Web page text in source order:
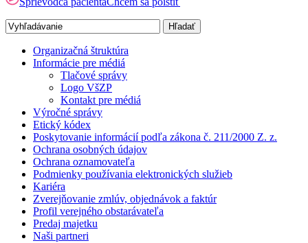
Organizačná štruktúra
Informácie pre médiá
Tlačové správy
Logo VšZP
Kontakt pre médiá
Výročné správy
Etický kódex
Poskytovanie informácií podľa zákona č. 211/2000 Z. z.
Ochrana osobných údajov
Ochrana oznamovateľa
Podmienky používania elektronických služieb
Kariéra
Zverejňovanie zmlúv, objednávok a faktúr
Profil verejného obstarávateľa
Predaj majetku
Naši partneri